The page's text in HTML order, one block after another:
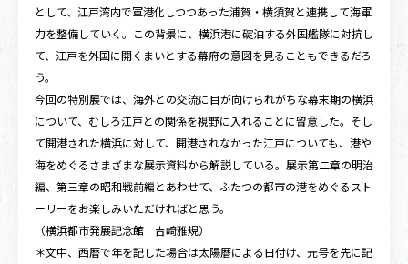
として、江戸湾内で軍港化しつつあった浦賀・横須賀と連携して海軍
力を整備していく。この背景に、横浜港に碇泊する外国艦隊に対抗し
て、江戸を外国に開くまいとする幕府の意図を見ることもできるだろ
う。
今回の特別展では、海外との交流に目が向けられがちな幕末期の横浜
について、むしろ江戸との関係を視野に入れることに留意した。そし
て開港された横浜に対して、開港されなかった江戸についても、港や
海をめぐるさまざまな展示資料から解説している。展示第二章の明治
編、第三章の昭和戦前編とあわせて、ふたつの都市の港をめぐるスト
ーリーをお楽しみいただければと思う。
（横浜都市発展記念館 吉崎雅規）
＊文中、西暦で年を記した場合は太陽暦による日付け、元号を先に記